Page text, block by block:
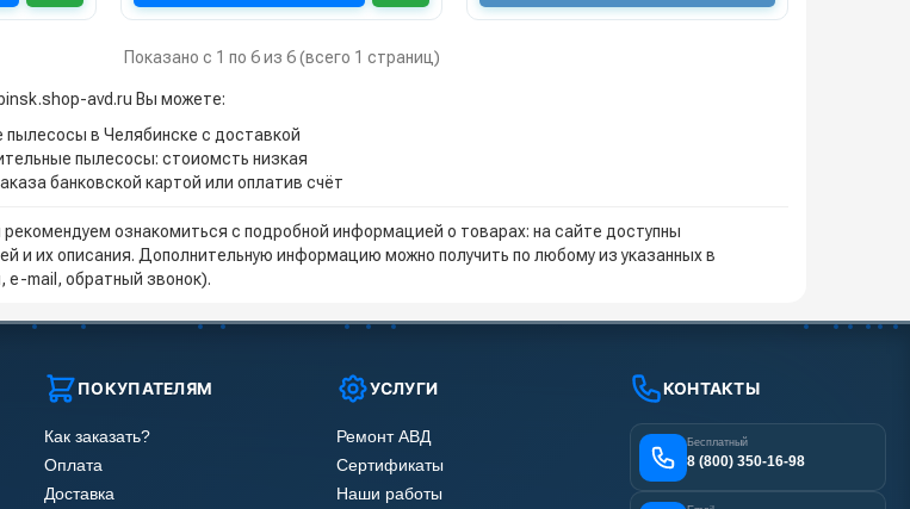
Показано с 1 по 6 из 6 (всего 1 страниц)
avd.ru Вы можете:
пылесосы в Челябинске с доставкой
пылесосы: стоиомсть низкая
банковской картой или оплатив счёт
ознакомиться с подробной информацией о товарах: на сайте доступны
и их описания. Дополнительную информацию можно получить по любому из указанных в
e-mail, обратный звонок).
ПОКУПАТЕЛЯМ
Как заказать?
Оплата
Доставка
УСЛУГИ
Ремонт АВД
Сертификаты
Наши работы
КОНТАКТЫ
Бесплатный
8 (800) 350-16-98